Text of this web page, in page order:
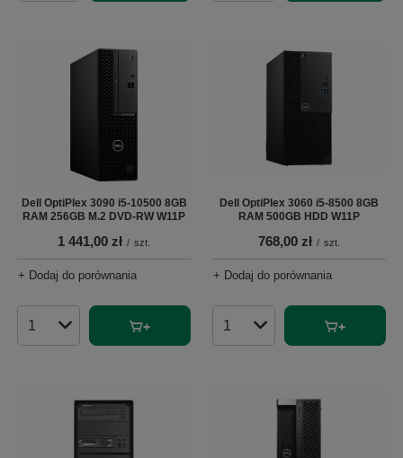
Dell OptiPlex 3090 i5-10500 8GB
RAM 256GB M.2 DVD-RW W11P
1 441,00 zł / szt.
+ Dodaj do porównania
Ilość produktów
Dell OptiPlex 3060 i5-8500 8GB
RAM 500GB HDD W11P
768,00 zł / szt.
+ Dodaj do porównania
Ilość produktów